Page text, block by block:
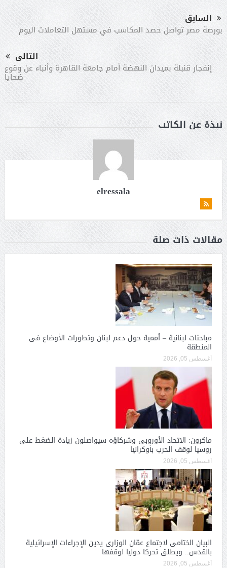
السابق
بورصة مصر تواصل حصد المكاسب في مستهل التعاملات اليوم
التالى
إنفجار قنبلة بميدان النهضة أمام جامعة القاهرة وأنباء عن وقوع
ضحايا
نبذة عن الكاتب
elressala
مقالات ذات صلة
مباحثات لبنانية – أممية حول دعم لبنان وتطورات الأوضاع فى
المنطقة
أغسطس 05, 2026
ماكرون: الاتحاد الأوروبى وشركاؤه سيواصلون زيادة الضغط على
روسيا لوقف الحرب بأوكرانيا
أغسطس 05, 2026
البيان الختامى لاجتماع عمّان الوزارى يدين الإجراءات الإسرائيلية
بالقدس.. ويطلق تحركا دوليا لوقفها
أغسطس 05, 2026